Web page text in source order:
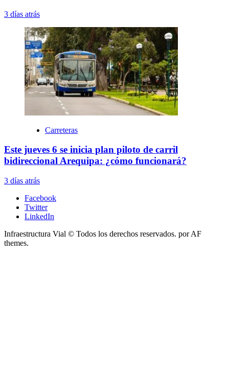
3 días atrás
Carreteras
Este jueves 6 se inicia plan piloto de carril
bidireccional Arequipa: ¿cómo funcionará?
3 días atrás
Facebook
Twitter
LinkedIn
Infraestructura Vial © Todos los derechos reservados. por AF
themes.